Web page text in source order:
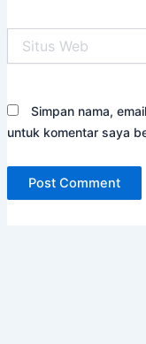
Web
Simpan nama,
untuk komentar saya